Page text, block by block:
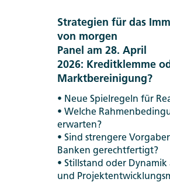
Strategien für das
von morgen
Panel am 28. April
2026: Kreditklemme
Marktbereinigung?
• Neue Spielregeln für
• Welche
erwarten?
• Sind strengere
Banken gerechtfertigt?
• Stillstand oder Dynamik
und